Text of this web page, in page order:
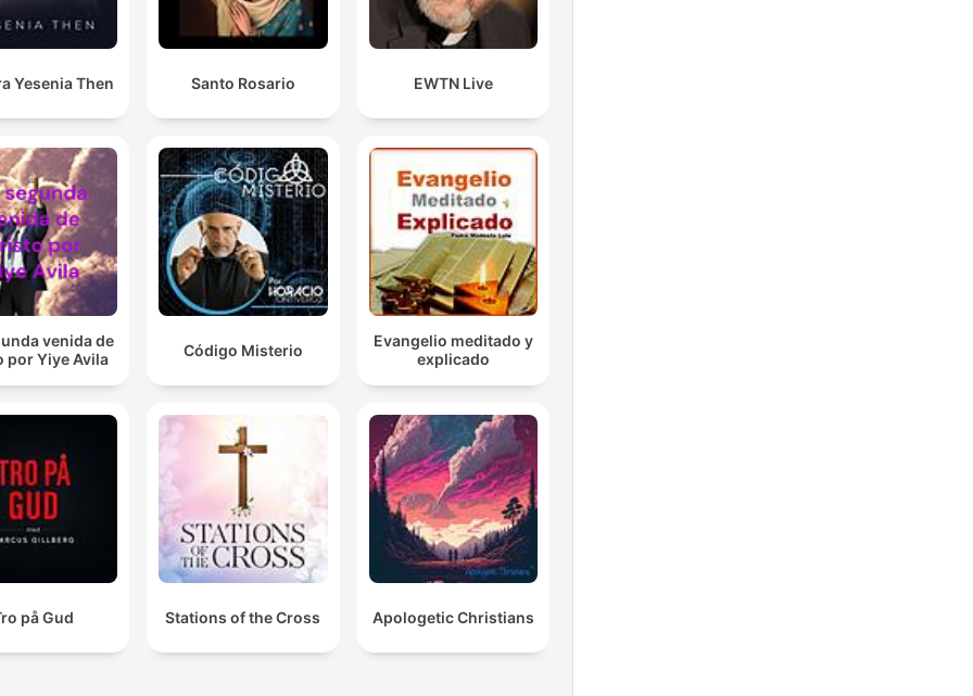
Yesenia Then Santo Rosario EWTN Live
venida de
por Yiye Avila
Código Misterio
Evangelio meditado y
explicado
på Gud Stations of the Cross Apologetic Christians